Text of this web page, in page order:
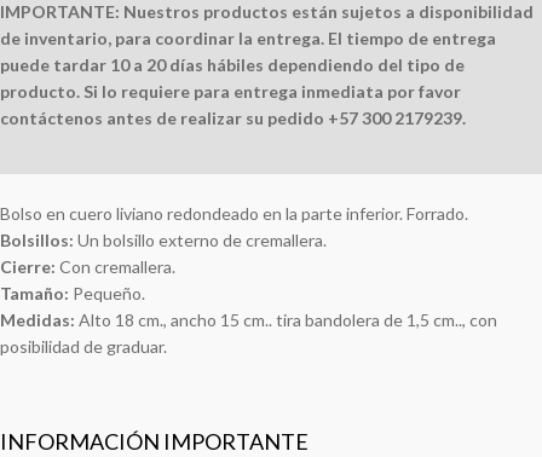
IMPORTANTE: Nuestros productos están sujetos a disponibilidad
de inventario, para coordinar la entrega. El tiempo de entrega
puede tardar 10 a 20 días hábiles dependiendo del tipo de
producto. Si lo requiere para entrega inmediata por favor
contáctenos antes de realizar su pedido +57 300 2179239.
Bolso en cuero liviano redondeado en la parte inferior. Forrado.
Bolsillos: Un bolsillo externo de cremallera.
Cierre: Con cremallera.
Tamaño: Pequeño.
Medidas: Alto 18 cm., ancho 15 cm.. tira bandolera de 1,5 cm.., con
posibilidad de graduar.
INFORMACIÓN IMPORTANTE